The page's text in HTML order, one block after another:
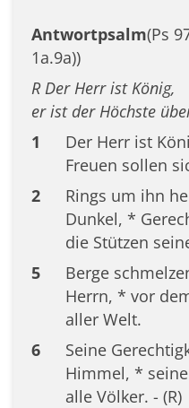
Antwortpsalm(Ps
1a.9a))
R Der Herr ist König,
er ist der Höchste
1
Der Herr ist
Freuen sollen
2
Rings um ihn
Dunkel, *
die Stützen
5
Berge
Herrn, * vor
aller Welt.
6
Seine
Himmel, *
alle Völker. - (R)